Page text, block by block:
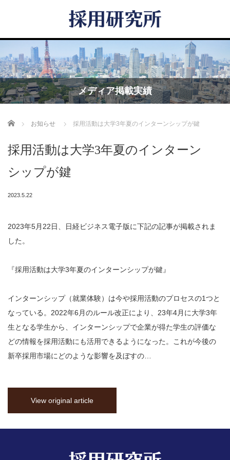
メディア掲載実績
Home お知らせ 採用活動は大学3年夏のインターンシップが鍵
採用活動は大学3年夏のインターン
シップが鍵
2023.5.22
2023年5月22日、日経ビジネス電子版に下記の記事が掲載されま
した。
『採用活動は大学3年夏のインターンシップが鍵』
インターンシップ（就業体験）は今や採用活動のプロセスの1つと
なっている。2022年6月のルール改正により、23年4月に大学3年
生となる学生から、インターンシップで企業が得た学生の評価な
どの情報を採用活動にも活用できるようになった。これが今後の
新卒採用市場にどのような影響を及ぼすの…
View original article